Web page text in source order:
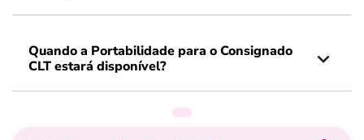
Quando a Portabilidade para o Consignado
CLT estará disponível?